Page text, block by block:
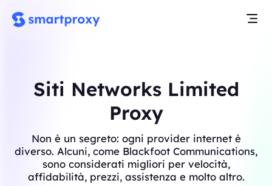
Siti Networks Limited
Proxy
Non è un segreto: ogni provider internet è
diverso. Alcuni, come Blackfoot Communications,
sono considerati migliori per velocità,
affidabilità, prezzi, assistenza e molto altro.